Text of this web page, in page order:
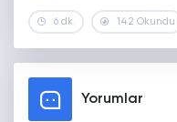
6 dk. 142 Okundu
Yorumlar